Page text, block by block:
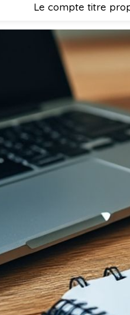
Le compte titre